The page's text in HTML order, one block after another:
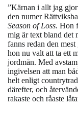
”Kärnan i allt jag
den numer
Season of Loss. Hon
mig är text bland det
fanns redan den
hon nu valt att ta ett
jordmån. Med
ingivelsen att man
helt enligt
därefter, och
rakaste och råaste